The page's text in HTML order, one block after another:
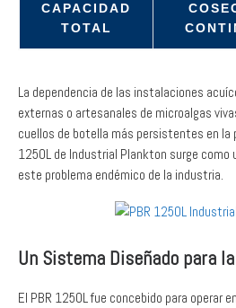
CAPACIDAD
TOTAL
La dependencia de las instalaciones
externas o artesanales de microalgas
cuellos de botella más persistentes en la
1250L de Industrial Plankton surge como
este problema endémico de la industria.
Un Sistema Diseñado para
El PBR 1250L fue concebido para operar